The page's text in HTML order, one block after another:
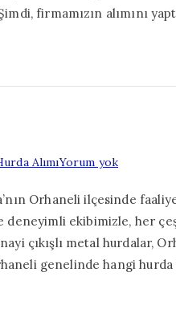
firmamızın alımını
AlımıYorum yokOrhaneli
Orhaneli ilçesinde
ekibimizle, her
çıkışlı metal hurdalar,
genelinde hangi hurda